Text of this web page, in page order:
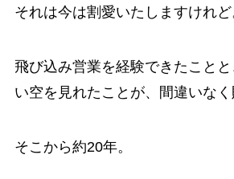
それは今は割愛いたしますけれど
飛び込み営業を経験できたこと
い空を見れたことが、間違いなく
そこから約20年。